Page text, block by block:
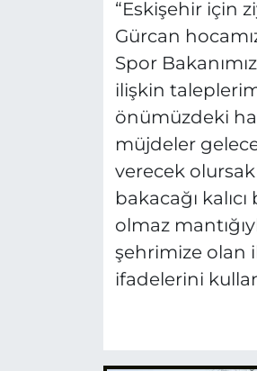
“Eskişehir için
Gürcan
Spor
ilişkin
önümüzdeki
müjdeler
verecek
bakacağı
olmaz
şehrimize olan
ifadelerini